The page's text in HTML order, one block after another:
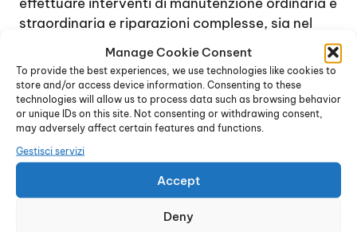
Manage Cookie Consent
To provide the best experiences, we use technologies like cookies to
store and/or access device information. Consenting to these
technologies will allow us to process data such as browsing behavior
or unique IDs on this site. Not consenting or withdrawing consent,
may adversely affect certain features and functions.
Gestisci servizi
Accept
Deny
straordinaria e riparazioni complesse, sia nel
risolvere problemi di funzionamento, guasti e
anomalie.
In caso di blocchi della caldaia e problemi di
funzionamento, si raccomanda di evitare
assolutamente qualsiasi intervento fai da te e di
rivolgersi immediatamente ad un tecnico
esperto: la presenza di un bruciatore a gas e di
un processo di combustione rendono necessario
l’intervento di un esperto, per evitare rischi